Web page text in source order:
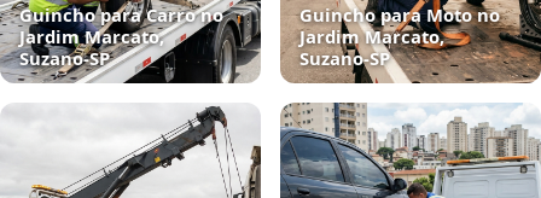
Guincho para Carro no
Jardim Marcato,
Suzano‑SP
Guincho para Moto no
Jardim Marcato,
Suzano‑SP